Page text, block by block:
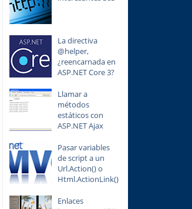
La directiva
@helper,
¿reencarnada en
ASP.NET Core 3?
Llamar a
métodos
estáticos con
ASP.NET Ajax
Pasar variables
de script a un
Url.Action() o
Html.ActionLink()
Enlaces